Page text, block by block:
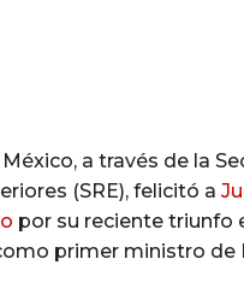
a través de la
(SRE), felicitó a
por su reciente triunfo
primer ministro de